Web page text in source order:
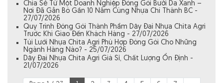
Chia Sẻ Từ Một Doanh Nghiệp Đóng Gói Bưởi Da Xanh –
Nơi Đã Gắn Bó Gần 10 Năm Cùng Nhựa Chí Thành BC -
27/07/2026
Quy Trình Đóng Gói Thành Phẩm Dây Đai Nhựa Chita Agri
Trước Khi Giao Đến Khách Hàng - 27/07/2026
Túi Lưới Nhựa Chita Agri Phù Hợp Đóng Gói Cho Những
Ngành Hàng Nào? - 25/07/2026
Dây Đai Nhựa Chita Agri Giá Sỉ, Chất Lượng Ổn Định -
21/07/2026